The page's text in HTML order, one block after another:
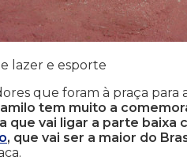
lazer e esporte
que foram à praça
tem muito a
que vai ligar a parte baixa
, que vai ser a maior do